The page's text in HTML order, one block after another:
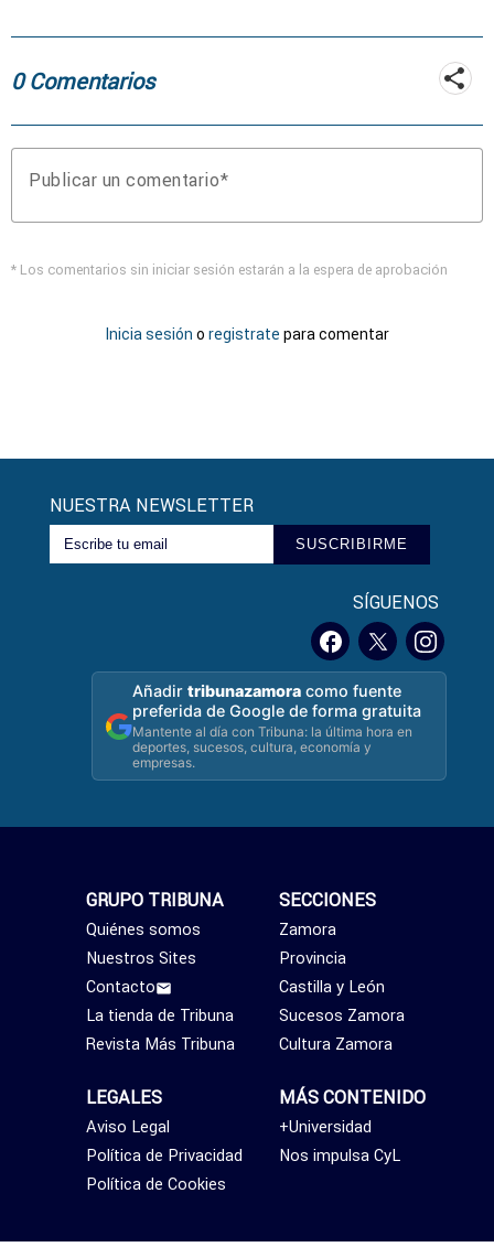
0 Comentarios
Publicar un comentario
* Los comentarios sin iniciar sesión estarán a la espera de aprobación
Inicia sesión o registrate para comentar
NUESTRA NEWSLETTER
SUSCRIBIRME
SÍGUENOS
Añadirtribunazamora como fuente
preferida de Google de forma gratuita
Mantente al día con Tribuna: la última hora en
deportes, sucesos, cultura, economía y
empresas.
SECCIONES
Zamora
Provincia
Castilla y León
Sucesos Zamora
Cultura Zamora
MÁS CONTENIDO
+Universidad
Nos impulsa CyL
GRUPO TRIBUNA
Quiénes somos
Nuestros Sites
Contacto
La tienda de Tribuna
Revista Más Tribuna
LEGALES
Aviso Legal
Política de Privacidad
Política de Cookies